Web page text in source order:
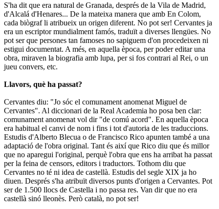
S'ha dit que era natural de Granada, després de la Vila de Madrid,
d'Alcalá d'Henares... De la mateixa manera que amb En Colom,
cada biògraf li atribueix un origen diferent. No pot ser! Cervantes ja
era un escriptor mundialment famós, traduït a diverses llengües. No
pot ser que persones tan famoses no sapiguem d'on procedeixen ni
estigui documentat. A més, en aquella època, per poder editar una
obra, miraven la biografia amb lupa, per si fos contrari al Rei, o un
jueu convers, etc.
Llavors, què ha passat?
Cervantes diu: "Jo sóc el comunament anomenat Miguel de
Cervantes". Al diccionari de la Real Academia ho posa ben clar:
comunament anomenat vol dir "de comú acord". En aquella època
era habitual el canvi de nom i fins i tot d'autoria de les traduccions.
Estudis d'Alberto Blecua o de Francisco Rico apunten també a una
adaptació de l'obra original. Tant és així que Rico diu que és millor
que no aparegui l'original, perquè l'obra que ens ha arribat ha passat
per la feina de censors, editors i traductors. Tothom diu que
Cervantes no té ni idea de castellà. Estudis del segle XIX ja ho
diuen. Després s'ha atribuït diversos punts d'origen a Cervantes. Pot
ser de 1.500 llocs de Castella i no passa res. Van dir que no era
castellà sinó lleonès. Però català, no pot ser!